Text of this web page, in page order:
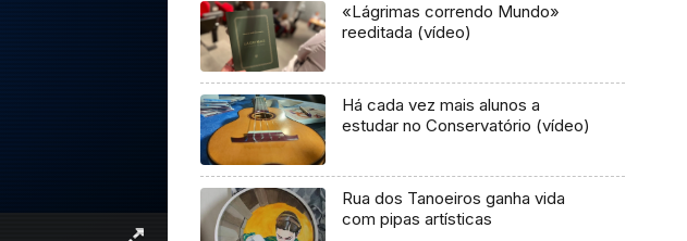
«Lágrimas correndo Mundo»
reeditada (vídeo)
Há cada vez mais alunos a
estudar no Conservatório (vídeo)
Rua dos Tanoeiros ganha vida
com pipas artísticas